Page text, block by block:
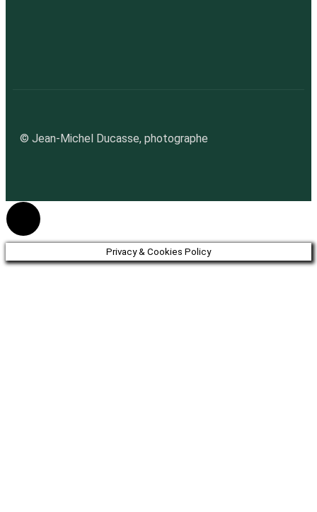
© Jean-Michel Ducasse, photographe
Privacy & Cookies Policy